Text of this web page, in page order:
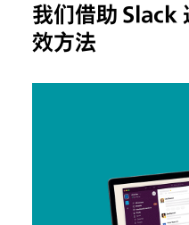
我们借助 Slack
效方法